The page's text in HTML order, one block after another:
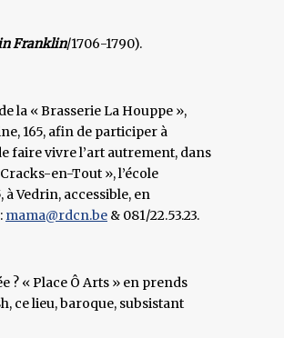
Franklin/1706-1790).
la « Brasserie La Houppe »,
165, afin de participer à
faire vivre l’art autrement, dans
en-Tout », l’école
Vedrin, accessible, en
mama@rdcn.be & 081/22.53.23.
? « Place Ô Arts » en prends
ce lieu, baroque, subsistant